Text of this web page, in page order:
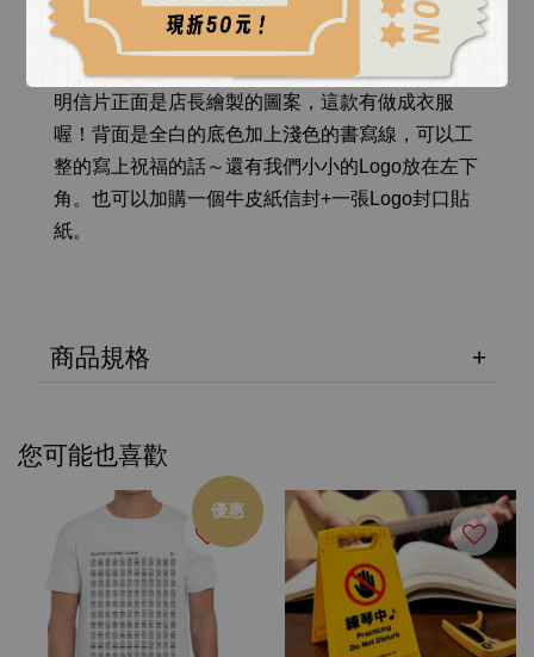
片給朋友💌，也喜歡蒐集明信片張貼在房間的牆
上，因此製作了這張吉他的明信片。
明信片正面是店長繪製的圖案，這款有做成衣服
喔！背面是全白的底色加上淺色的書寫線，可以工
整的寫上祝福的話～還有我們小小的Logo放在左下
角。也可以加購一個牛皮紙信封+一張Logo封口貼
紙。
商品規格
您可能也喜歡
優惠